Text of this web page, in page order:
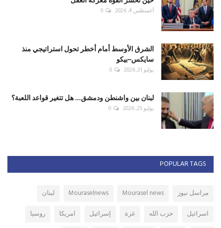
أغسطس 4, 2026 0
الشرق الأوسط أمام أخطر تحول استراتيجي منذ
سايكس–بيكو
يوليو 31, 2026 0
لبنان بين واشنطن ودمشق... هل تتغير قواعد اللعبة؟
يوليو 25, 2026 0
POPULAR TAGS
مراسل نيوز Mourasel news
Mouraselnews
لبنان
اسرائيل
حزب الله غزة إسرائيل امريكا
روسيا